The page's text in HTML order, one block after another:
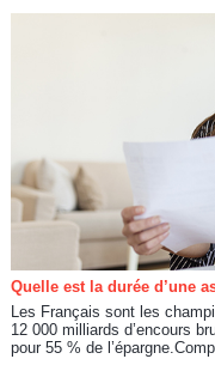
Quelle est la durée d’une
Les Français sont les
12 000 milliards d’encours
pour 55 % de